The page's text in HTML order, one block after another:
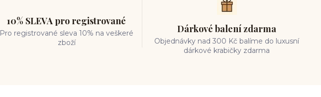
10% SLEVA pro registrované
Pro registrované sleva 10% na veškeré
zboží
Dárkové balení zdarma
Objednávky nad 300 Kč balíme do luxusní
dárkové krabičky zdarma